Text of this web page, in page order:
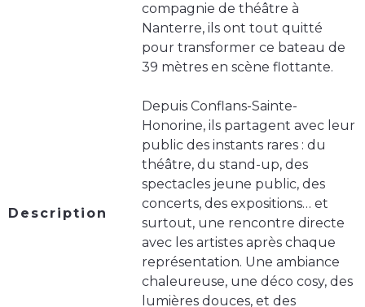
Description
compagnie de théâtre à
Nanterre, ils ont tout quitté
pour transformer ce bateau de
39 mètres en scène flottante.
Depuis Conflans-Sainte-
Honorine, ils partagent avec leur
public des instants rares : du
théâtre, du stand-up, des
spectacles jeune public, des
concerts, des expositions… et
surtout, une rencontre directe
avec les artistes après chaque
représentation. Une ambiance
chaleureuse, une déco cosy, des
lumières douces, et des